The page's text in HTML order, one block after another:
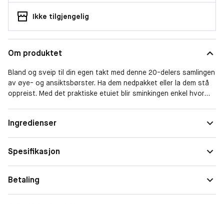
Ikke tilgjengelig
Om produktet
Bland og sveip til din egen takt med denne 20-delers samlingen
av øye- og ansiktsbørster. Ha dem nedpakket eller la dem stå
oppreist. Med det praktiske etuiet blir sminkingen enkel hvor
Så vis oss hva du har Morphe Babe.
Rund deluxe blenderbørste (syntetisk): For en sykt lekker look
tar du denne alt i ett-blenderen og slipper skarpe linjer helt.
Vidvinkelbørste for foundation (syntetisk): Foundation, bronzer
Ingredienser
Spesifikasjon
Betaling